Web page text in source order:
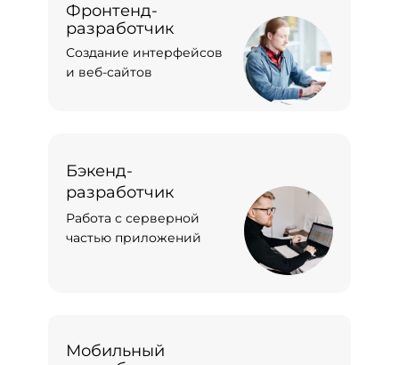
Фронтенд-
разработчик
Создание интерфейсов
и веб-сайтов
Бэкенд-
разработчик
Работа с серверной
частью приложений
Мобильный